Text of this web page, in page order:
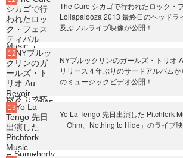
The Cure シカゴで行われたロック・
Lollapalooza 2013 最終日のヘッドラ
及ぶフルライブ映像が公開！
NYブルックリンのガールズ・トリオ
リリース４年ぶりのサードアルバムか
のミュージックビデオ公開！
Yo La Tengo 先日出演した Pitchfork
「Ohm、Nothing to Hide」のライブ